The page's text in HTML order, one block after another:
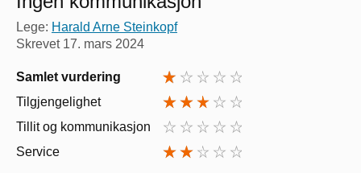
Lege: Harald Arne Steinkopf
Skrevet 17. mars 2024
Samlet vurdering
Tilgjengelighet
Tillit og kommunikasjon
Service